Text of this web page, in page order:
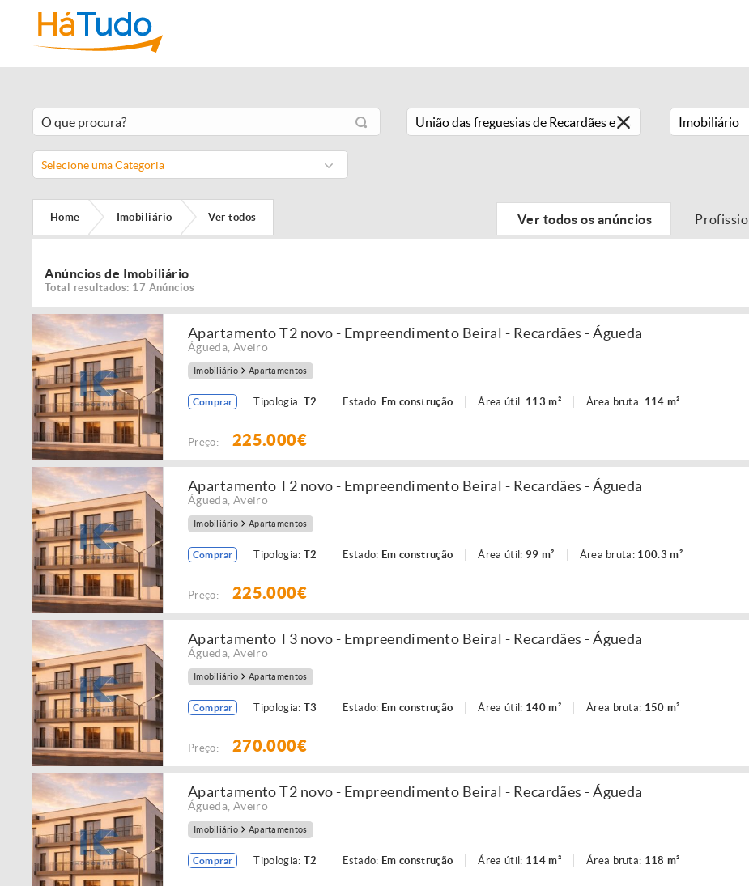
Imobiliário
Selecione uma Categoria
Home Imobiliário Ver todos Ver todos os anúncios
Anúncios de Imobiliário
Total resultados: 17 Anúncios
Apartamento T2 novo - Empreendimento Beiral - Recardães - Águeda
Águeda Aveiro
Imobiliário Apartamentos
Comprar Tipologia: T2 Estado: Em construção Área útil: 113 m² Área bruta: 114 m²
Preço: 225.000€
Apartamento T2 novo - Empreendimento Beiral - Recardães - Águeda
Águeda Aveiro
Imobiliário Apartamentos
Comprar Tipologia: T2 Estado: Em construção Área útil: 99 m² Área bruta: 100.3 m²
Preço: 225.000€
Apartamento T3 novo - Empreendimento Beiral - Recardães - Águeda
Águeda Aveiro
Imobiliário Apartamentos
Comprar Tipologia: T3 Estado: Em construção Área útil: 140 m² Área bruta: 150 m²
Preço: 270.000€
Apartamento T2 novo - Empreendimento Beiral - Recardães - Águeda
Águeda Aveiro
Imobiliário Apartamentos
Comprar Tipologia: T2 Estado: Em construção Área útil: 114 m² Área bruta: 118 m²